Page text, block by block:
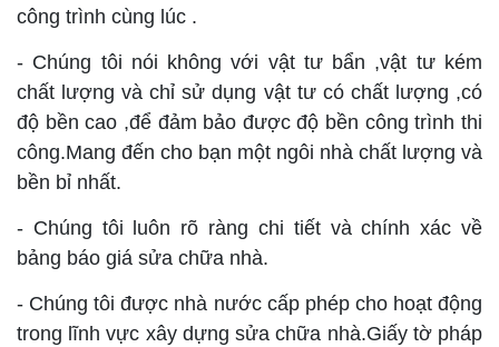
công trình cùng lúc .
- Chúng tôi nói không với vật tư bẩn ,vật tư kém
chất lượng và chỉ sử dụng vật tư có chất lượng ,có
độ bền cao ,để đảm bảo được độ bền công trình thi
công.Mang đến cho bạn một ngôi nhà chất lượng và
bền bỉ nhất.
- Chúng tôi luôn rõ ràng chi tiết và chính xác về
bảng báo giá sửa chữa nhà.
- Chúng tôi được nhà nước cấp phép cho hoạt động
trong lĩnh vực xây dựng sửa chữa nhà.Giấy tờ pháp